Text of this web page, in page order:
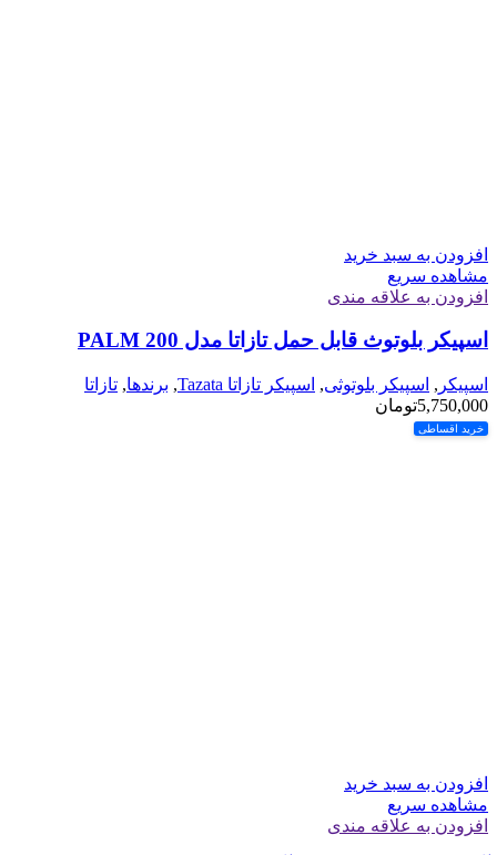
افزودن به سبد خرید
مشاهده سریع
افزودن به علاقه مندی
اسپیکر بلوتوث قابل حمل تازاتا مدل PALM 200
اسپیکر , اسپیکر بلوتوثی, اسپیکر تازاتا Tazata , برندها, تازاتا
5,750,000تومان
خرید اقساطی
افزودن به سبد خرید
مشاهده سریع
افزودن به علاقه مندی